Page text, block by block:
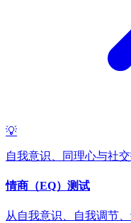
💡
自我意识、同理心与社
情商（EQ）测试
从自我意识、自我调节